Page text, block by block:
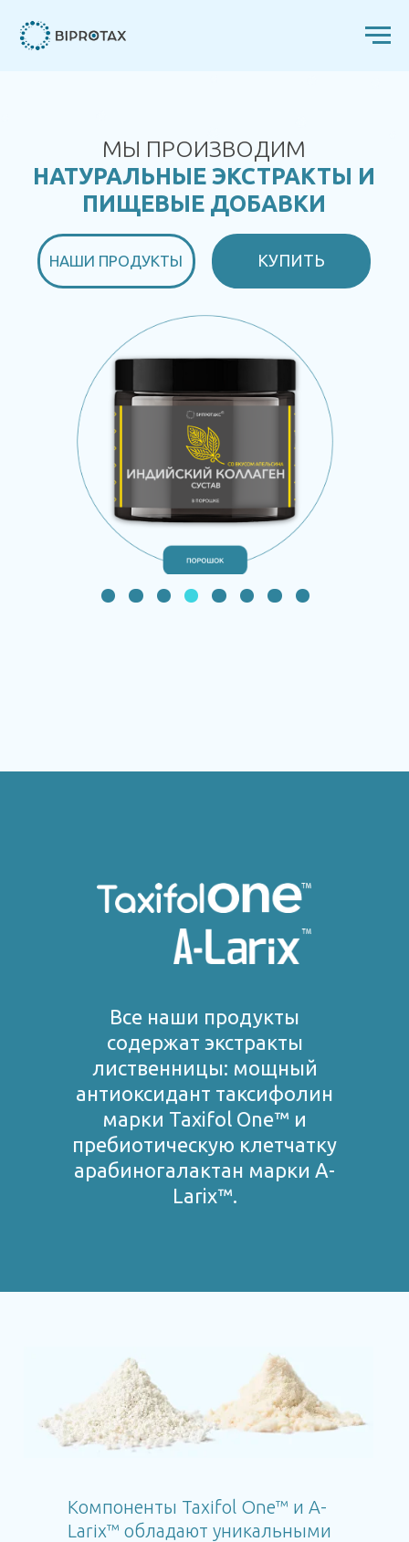
ПИЩЕВЫЕ ДОБАВКИ
НАШИ ПРОДУКТЫ КУПИТЬ
Все наши продукты
содержат экстракты
лиственницы: мощный
антиоксидант таксифолин
марки Taxifol One™ и
пребиотическую клетчатку
арабиногалактан марки A-
Larix™.
Компоненты Taxifol One™ и A-
Larix™ обладают уникальными